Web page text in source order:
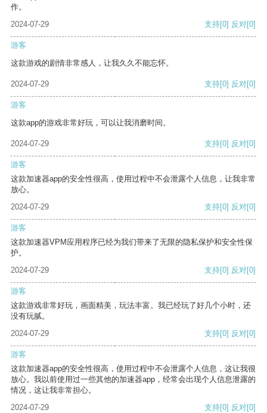
作。
2024-07-29
支持[0] 反对[0]
游客
这款游戏的剧情非常感人，让我久久不能忘怀。
2024-07-29 支持[0] 反对[0]
游客
这款app的游戏非常好玩，可以让我消磨时间。
2024-07-29 支持[0] 反对[0]
游客
这款加速器app的安全性很高，使用过程中不会泄露个人信息，让我非常
放心。
2024-07-29
支持[0] 反对[0]
游客
这款加速器VPM应用程序已经为我们带来了无限的隐私保护和安全性保
护。
2024-07-29
支持[0] 反对[0]
游客
这款游戏非常好玩，画面精美，玩法丰富。我已经玩了好几个小时，还
没有玩腻。
2024-07-29
支持[0] 反对[0]
游客
这款加速器app的安全性很高，使用过程中不会泄露个人信息，这让我很
放心。我以前使用过一些其他的加速器app，经常会出现个人信息泄露的
情况，这让我非常担心。
2024-07-29
支持[0] 反对[0]